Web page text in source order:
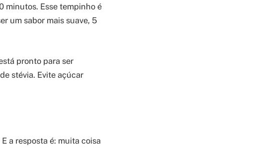
minutos. Esse tempinho é
um sabor mais suave, 5
pronto para ser
stévia. Evite açúcar
a resposta é: muita coisa